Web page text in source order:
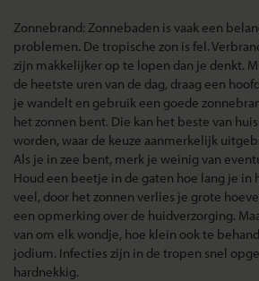
Zonnebrand: Zonnebaden is vaak een
problemen. De tropische zon is fel.
zijn makkelijker op te lopen dan je denkt.
de heetste uren van de dag, draag een
je wandelt en gebruik een goede
het zonnen bent. Die kan het beste van
worden, waar de keuze aanmerkelijk
Als je in zee bent, merk je weinig van
Houd een beetje in de gaten hoe lang je in
veel, door het zonnen verlies je grote
een opmerking over de huidverzorging.
van om elk wondje, hoe klein ook te
jodium. Infecties zijn in de tropen snel
hardnekkig.